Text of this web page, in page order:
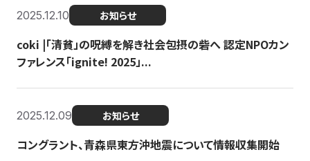
2025.12.10 お知らせ
coki |「清貧」の呪縛を解き社会包摂の砦へ 認定NPOカン
ファレンス「ignite! 2025」...
2025.12.09 お知らせ
コングラント、青森県東方沖地震について情報収集開始